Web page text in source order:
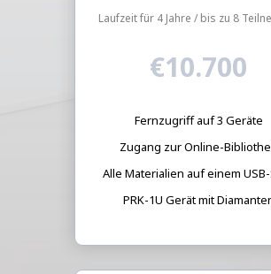
Laufzeit für 4 Jahre / bis zu 8
€10.700
Fernzugriff auf 3 Geräte
Zugang zur Online-
Alle Materialien auf einem
PRK-1U Gerät mit